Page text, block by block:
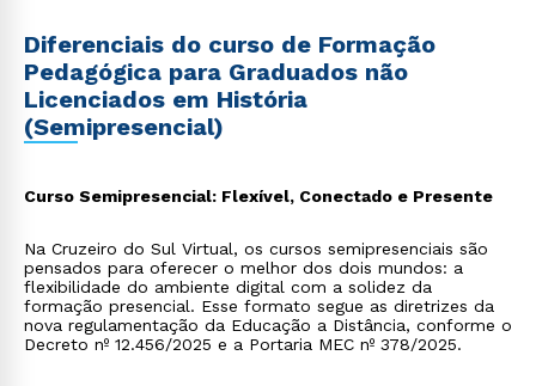
Diferenciais do curso de Formação
Pedagógica para Graduados não
Licenciados em História
(Semipresencial)
Curso Semipresencial: Flexível, Conectado e Presente
Na Cruzeiro do Sul Virtual, os cursos semipresenciais são
pensados para oferecer o melhor dos dois mundos: a
flexibilidade do ambiente digital com a solidez da
formação presencial. Esse formato segue as diretrizes da
nova regulamentação da Educação a Distância, conforme o
Decreto nº 12.456/2025 e a Portaria MEC nº 378/2025.